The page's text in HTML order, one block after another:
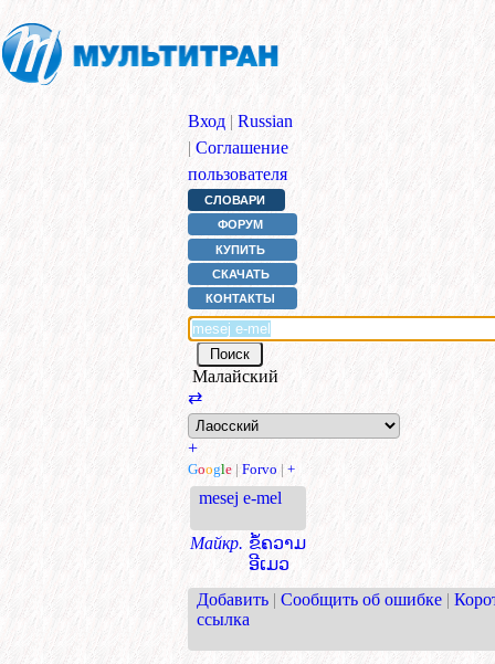
Вход | Russian
| Соглашение
пользователя
СЛОВАРИ
ФОРУМ
КУПИТЬ
СКАЧАТЬ
КОНТАКТЫ
Малайский
⇄
+
Google | Forvo | +
mesej e-mel
Майкр. ຂໍ້ຄວາມ
ອີເມວ
Добавить | Сообщить об ошибке |
ссылка